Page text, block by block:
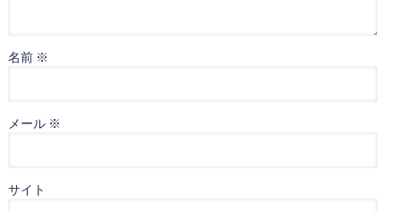
名前 ※
メール ※
サイト